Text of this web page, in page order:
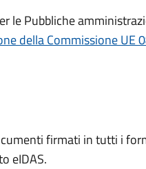
le Pubbliche
della Commissione
firmati in tutti i
eIDAS.